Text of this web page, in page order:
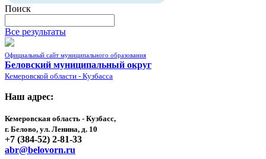
Поиск
Все результаты
Официальный сайт муниципального образования
Беловский муниципальный округ
Кемеровской области - Кузбасса
Наш адрес:
Кемеровская область - Кузбасс,
г. Белово, ул. Ленина, д. 10
+7 (384-52) 2-81-33
abr@belovorn.ru